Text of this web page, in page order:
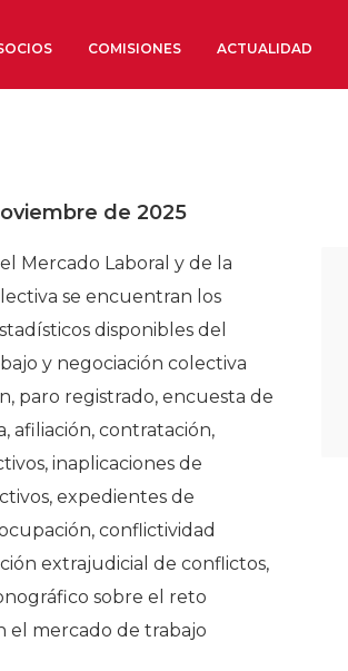
Órganos Consultivos
Estructura Ejecutiva
Institut d’Estudis Estratègics
Organizaciones sectoriales
Sociedad Barcelonesa de Estudios
Conoce más
Historia
Galería de Presidentes
Biblioteca Archivo
Sede Social
COMISIONES ACTUALIDAD
de 2025
Mercado Laboral y de la
se encuentran los
disponibles del
y negociación colectiva
paro registrado, encuesta de
afiliación, contratación,
inaplicaciones de
expedientes de
conflictividad
extrajudicial de conflictos,
sobre el reto
el mercado de trabajo